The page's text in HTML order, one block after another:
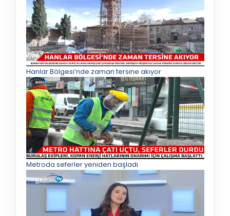
Hanlar Bölgesi’nde zaman tersine akıyor
Metroda seferler yeniden başladı